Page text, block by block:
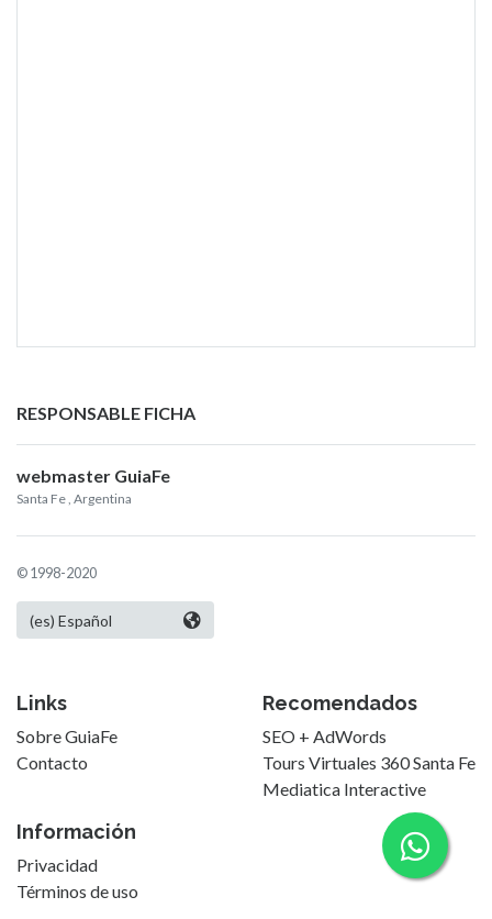
RESPONSABLE FICHA
webmaster GuiaFe
Santa Fe , Argentina
© 1998-2020
Links
Sobre GuiaFe
Contacto
Recomendados
SEO + AdWords
Tours Virtuales 360 Santa Fe
Mediatica Interactive
Información
Privacidad
Términos de uso